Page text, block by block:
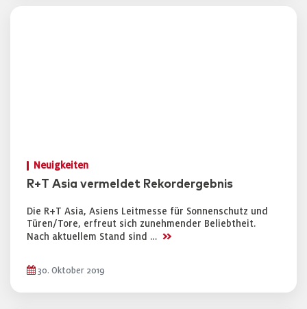
Neuigkeiten
R+T Asia vermeldet Rekordergebnis
Die R+T Asia, Asiens Leitmesse für Sonnenschutz und
Türen/Tore, erfreut sich zunehmender Beliebtheit.
Nach aktuellem Stand sind … >>
30. Oktober 2019